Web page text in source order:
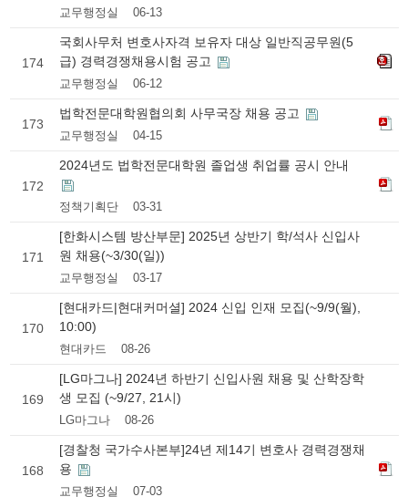
교무행정실 06-13
174
국회사무처 변호사자격 보유자 대상 일반직공무원(5
급) 경력경쟁채용시험 공고
교무행정실 06-12
173
법학전문대학원협의회 사무국장 채용 공고
교무행정실 04-15
172
2024년도 법학전문대학원 졸업생 취업률 공시 안내
정책기획단 03-31
171
[한화시스템 방산부문] 2025년 상반기 학/석사 신입사
원 채용(~3/30(일))
교무행정실 03-17
170
[현대카드|현대커머셜] 2024 신입 인재 모집(~9/9(월),
10:00)
현대카드 08-26
169
[LG마그나] 2024년 하반기 신입사원 채용 및 산학장학
생 모집 (~9/27, 21시)
LG마그나 08-26
168
[경찰청 국가수사본부]24년 제14기 변호사 경력경쟁채
용
교무행정실 07-03